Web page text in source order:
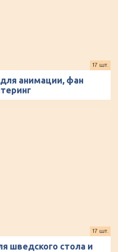
анимации, фан
17 шт.
шведского стола и
17 шт.